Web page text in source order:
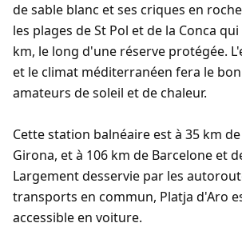
de sable blanc et ses criques en
les plages de St Pol et de la Conca
km, le long d'une réserve protégée.
et le climat méditerranéen fera le
amateurs de soleil et de chaleur.
Cette station balnéaire est à 35 km
Girona, et à 106 km de Barcelone et
Largement desservie par les
transports en commun, Platja d'Aro
accessible en voiture.